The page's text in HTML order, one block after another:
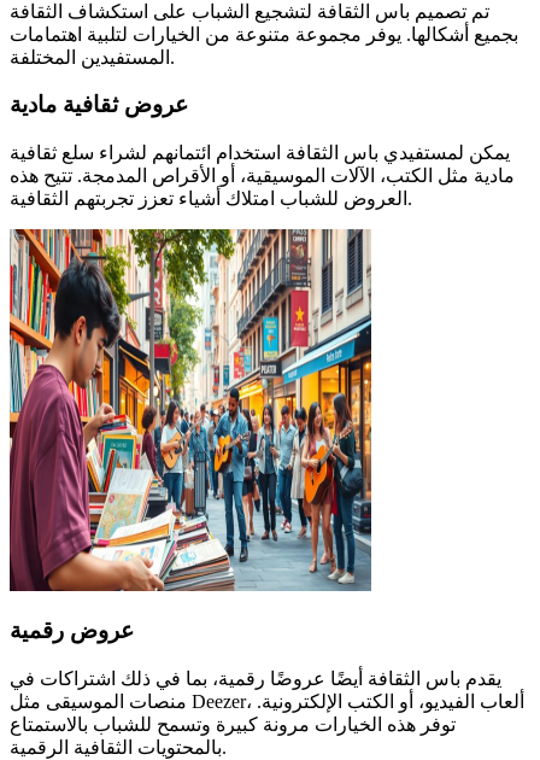
تم تصميم باس الثقافة لتشجيع الشباب على استكشاف الثقافة
بجميع أشكالها. يوفر مجموعة متنوعة من الخيارات لتلبية اهتمامات
المستفيدين المختلفة.
عروض ثقافية مادية
يمكن لمستفيدي باس الثقافة استخدام ائتمانهم لشراء سلع ثقافية
مادية مثل الكتب، الآلات الموسيقية، أو الأقراص المدمجة. تتيح هذه
العروض للشباب امتلاك أشياء تعزز تجربتهم الثقافية.
عروض رقمية
يقدم باس الثقافة أيضًا عروضًا رقمية، بما في ذلك اشتراكات في
منصات الموسيقى مثل Deezer، ألعاب الفيديو، أو الكتب الإلكترونية.
توفر هذه الخيارات مرونة كبيرة وتسمح للشباب بالاستمتاع
بالمحتويات الثقافية الرقمية.